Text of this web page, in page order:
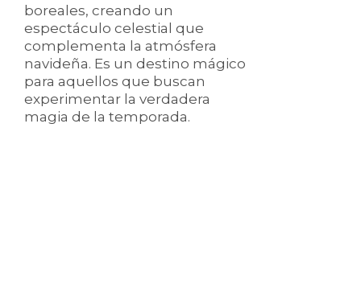
boreales, creando un
espectáculo celestial que
complementa la atmósfera
navideña. Es un destino mágico
para aquellos que buscan
experimentar la verdadera
magia de la temporada.